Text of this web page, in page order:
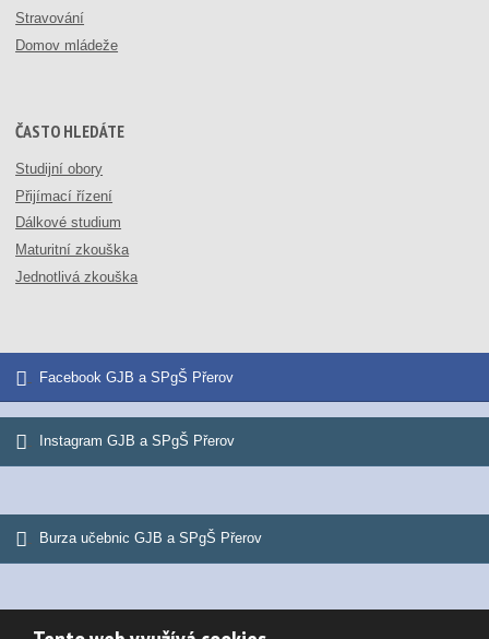
Stravování
Domov mládeže
ČASTO HLEDÁTE
Studijní obory
Přijímací řízení
Dálkové studium
Maturitní zkouška
Jednotlivá zkouška
Facebook GJB a SPgŠ Přerov
Instagram GJB a SPgŠ Přerov
Burza učebnic GJB a SPgŠ Přerov